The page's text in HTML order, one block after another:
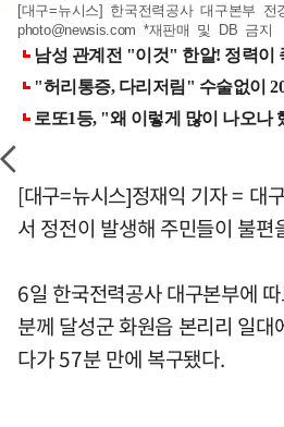
[대구=뉴시스] 한국전력공사 대구본부 전
photo@newsis.com *재판매 및 DB 금지
[대구=뉴시스]정재익 기자 = 대
서 정전이 발생해 주민들이 불편
6일 한국전력공사 대구본부에
분께 달성군 화원읍 본리리 일대
다가 57분 만에 복구됐다.